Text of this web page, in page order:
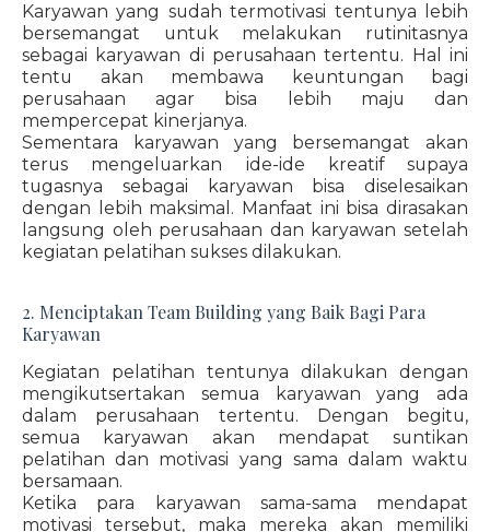
Karyawan yang sudah termotivasi tentunya lebih
bersemangat untuk melakukan rutinitasnya
sebagai karyawan di perusahaan tertentu. Hal ini
tentu akan membawa keuntungan bagi
perusahaan agar bisa lebih maju dan
mempercepat kinerjanya.
Sementara karyawan yang bersemangat akan
terus mengeluarkan ide-ide kreatif supaya
tugasnya sebagai karyawan bisa diselesaikan
dengan lebih maksimal. Manfaat ini bisa dirasakan
langsung oleh perusahaan dan karyawan setelah
kegiatan pelatihan sukses dilakukan.
2. Menciptakan Team Building yang Baik Bagi Para
Karyawan
Kegiatan pelatihan tentunya dilakukan dengan
mengikutsertakan semua karyawan yang ada
dalam perusahaan tertentu. Dengan begitu,
semua karyawan akan mendapat suntikan
pelatihan dan motivasi yang sama dalam waktu
bersamaan.
Ketika para karyawan sama-sama mendapat
motivasi tersebut, maka mereka akan memiliki